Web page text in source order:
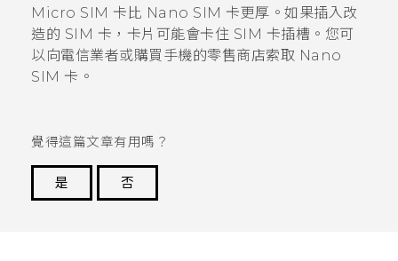
支援服務
登入
Micro SIM 卡比 Nano SIM 卡更厚。如果插入改
造的 SIM 卡，卡片可能會卡住 SIM 卡插槽。您可
以向電信業者或購買手機的零售商店索取 Nano
SIM 卡。
覺得這篇文章有用嗎？
是
否